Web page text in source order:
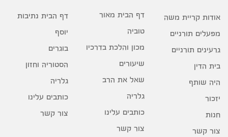
אודות קריית משה
מפעלים תורניים
גרעינים תורניים
בית הדין
היה שותף
יזכור
חנות
צור קשר
דף הבית מאור
טוביה
מכון והלכת בדרכיו
שיעורים
שאל את הרב
גלריה
כותבים עלינו
צור קשר
דף הבית נתיבות
יוסף
בוגרים
הסטוריה וחזון
גלריה
כותבים עלינו
צור קשר